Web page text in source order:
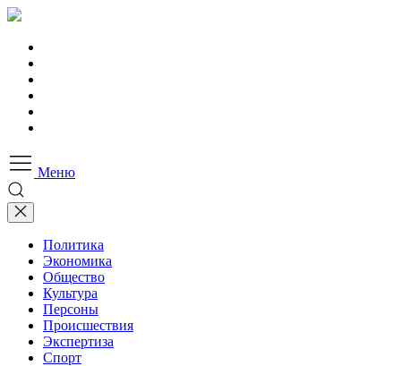
Меню
Политика
Экономика
Общество
Культура
Персоны
Происшествия
Экспертиза
Спорт